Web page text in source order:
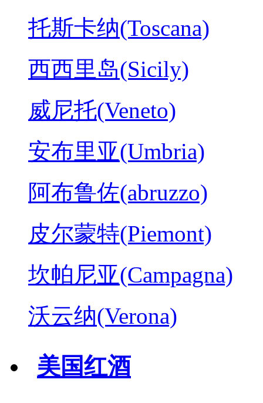
托斯卡纳(Toscana)
西西里岛(Sicily)
威尼托(Veneto)
安布里亚(Umbria)
阿布鲁佐(abruzzo)
皮尔蒙特(Piemont)
坎帕尼亚(Campagna)
沃云纳(Verona)
美国红酒